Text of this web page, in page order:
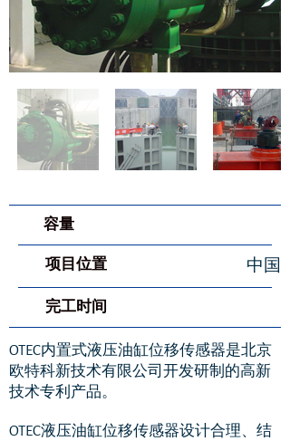
​容量
项目位置 中国
​完工时间
OTEC内置式液压油缸位移传感器是北京
欧特科新技术有限公司开发研制的高新
技术专利产品。
OTEC液压油缸位移传感器设计合理、结